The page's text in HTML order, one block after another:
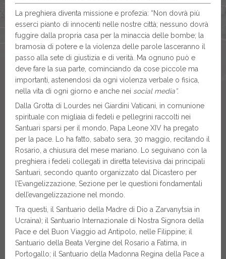
La preghiera diventa missione e profezia: “Non dovrà più
esserci pianto di innocenti nelle nostre città; nessuno dovrà
fuggire dalla propria casa per la minaccia delle bombe; la
bramosia di potere e la violenza delle parole lasceranno il
passo alla sete di giustizia e di verità. Ma ognuno può e
deve fare la sua parte, cominciando da cose piccole ma
importanti, astenendosi da ogni violenza verbale o fisica,
nella vita di ogni giorno e anche nei social media”.
Dalla Grotta di Lourdes nei Giardini Vaticani, in comunione
spirituale con migliaia di fedeli e pellegrini raccolti nei
Santuari sparsi per il mondo, Papa Leone XIV ha pregato
per la pace. Lo ha fatto, sabato sera, 30 maggio, recitando il
Rosario, a chiusura del mese mariano. Lo seguivano con la
preghiera i fedeli collegati in diretta televisiva dai principali
Santuari, secondo quanto organizzato dal Dicastero per
l’Evangelizzazione, Sezione per le questioni fondamentali
dell’evangelizzazione nel mondo.
Tra questi, il Santuario della Madre di Dio a Zarvanytsia in
Ucraina); il Santuario Internazionale di Nostra Signora della
Pace e del Buon Viaggio ad Antipolo, nelle Filippine; il
Santuario della Beata Vergine del Rosario a Fatima, in
Portogallo; il Santuario della Madonna Regina della Pace a